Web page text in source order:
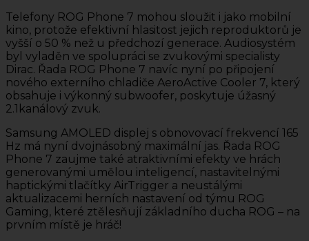
Telefony ROG Phone 7 mohou sloužit i jako mobilní
kino, protože efektivní hlasitost jejich reproduktorů je
vyšší o 50 % než u předchozí generace. Audiosystém
byl vyladěn ve spolupráci se zvukovými specialisty
Dirac. Řada ROG Phone 7 navíc nyní po připojení
nového externího chladiče AeroActive Cooler 7, který
obsahuje i výkonný subwoofer, poskytuje úžasný
2.1kanálový zvuk.
Samsung AMOLED displej s obnovovací frekvencí 165
Hz má nyní dvojnásobný maximální jas. Řada ROG
Phone 7 zaujme také atraktivními efekty ve hrách
generovanými umělou inteligencí, nastavitelnými
haptickými tlačítky AirTrigger a neustálými
aktualizacemi herních nastavení od týmu ROG
Gaming, které ztělesňují základního ducha ROG – na
prvním místě je hráč!